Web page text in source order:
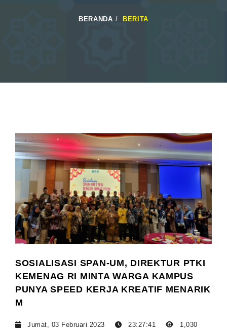
BERANDA BERITA
SOSIALISASI SPAN-UM, DIREKTUR PTKI
KEMENAG RI MINTA WARGA KAMPUS
PUNYA SPEED KERJA KREATIF MENARIK
M
Jumat, 03 Februari 2023 23:27:41 1,030